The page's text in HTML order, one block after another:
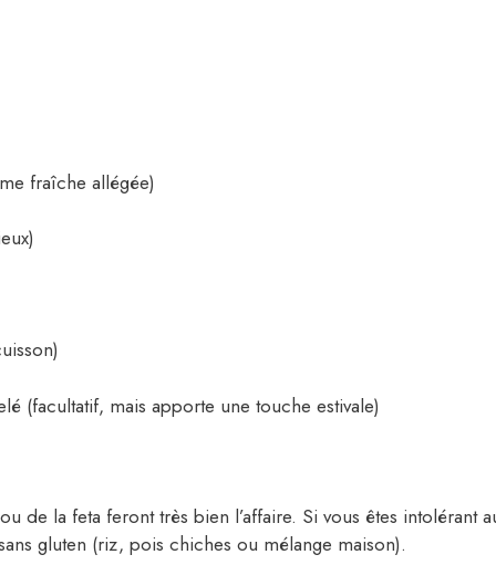
fraîche allégée)
(facultatif, mais apporte une touche estivale)
de la feta feront très bien l’affaire. Si vous êtes intolérant
gluten (riz, pois chiches ou mélange maison).